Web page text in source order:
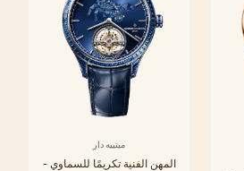
ميتييه دار
المهن الفنية تكريمًا للسماوي -